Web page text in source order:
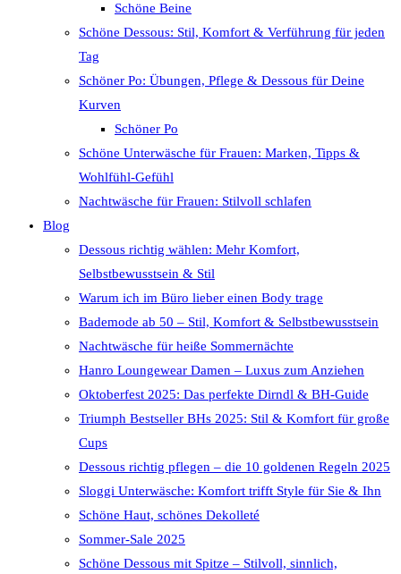
Schöne Beine
Schöne Dessous: Stil, Komfort & Verführung für jeden
Tag
Schöner Po: Übungen, Pflege & Dessous für Deine
Kurven
Schöner Po
Schöne Unterwäsche für Frauen: Marken, Tipps &
Wohlfühl-Gefühl
Nachtwäsche für Frauen: Stilvoll schlafen
Blog
Dessous richtig wählen: Mehr Komfort,
Selbstbewusstsein & Stil
Warum ich im Büro lieber einen Body trage
Bademode ab 50 – Stil, Komfort & Selbstbewusstsein
Nachtwäsche für heiße Sommernächte
Hanro Loungewear Damen – Luxus zum Anziehen
Oktoberfest 2025: Das perfekte Dirndl & BH-Guide
Triumph Bestseller BHs 2025: Stil & Komfort für große
Cups
Dessous richtig pflegen – die 10 goldenen Regeln 2025
Sloggi Unterwäsche: Komfort trifft Style für Sie & Ihn
Schöne Haut, schönes Dekolleté
Sommer-Sale 2025
Schöne Dessous mit Spitze – Stilvoll, sinnlich,